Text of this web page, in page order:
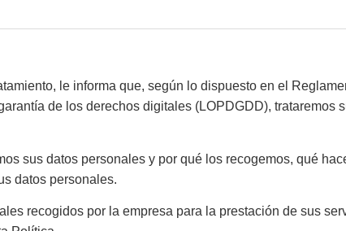
le informa que, según lo dispuesto en el
de los derechos digitales (LOPDGDD), trataremos
sus datos personales y por qué los recogemos, qué
datos personales.
recogidos por la empresa para la prestación de sus